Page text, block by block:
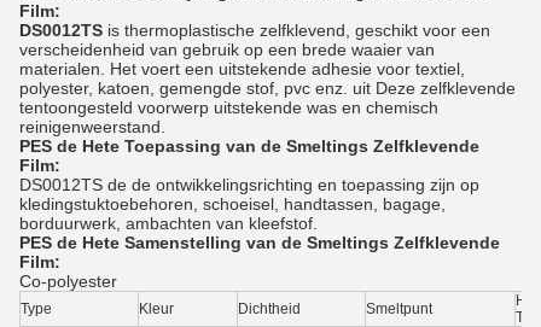
Film:
DS0012TS is thermoplastische zelfklevend, geschikt voor een
verscheidenheid van gebruik op een brede waaier van
materialen. Het voert een uitstekende adhesie voor textiel,
polyester, katoen, gemengde stof, pvc enz. uit Deze zelfklevende
tentoongesteld voorwerp uitstekende was en chemisch
reinigenweerstand.
PES de Hete Toepassing van de Smeltings Zelfklevende
Film:
DS0012TS de de ontwikkelingsrichting en toepassing zijn op
kledingstuktoebehoren, schoeisel, handtassen, bagage,
borduurwerk, ambachten van kleefstof.
PES de Hete Samenstelling van de Smeltings Zelfklevende
Film:
Co-polyester
Type Kleur Dichtheid Smeltpunt